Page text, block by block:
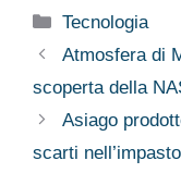
Categorie
Tecnologia
Atmosfera di
scoperta della
Asiago
scarti nell’impasto